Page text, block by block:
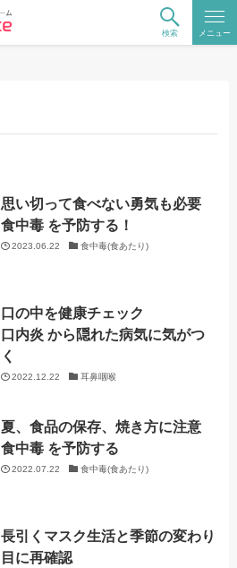
検索 メニュー
思い切って食べない勇気も必要
食中毒 を予防する！
2023.06.22 食中毒(食あたり)
口の中を健康チェック
口内炎 から隠れた病気に気がつ
く
2022.12.22 耳鼻咽喉
夏、食品の保存、焼き方に注意
食中毒 を予防する
2022.07.22 食中毒(食あたり)
長引くマスク生活と季節の変わり
目に再確認